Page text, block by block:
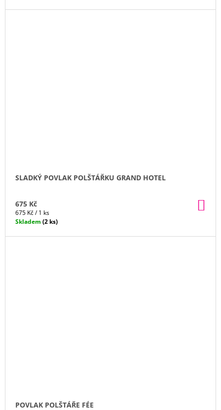
SLADKÝ POVLAK POLŠTÁŘKU GRAND HOTEL
675 Kč
Měrná
cena:
675 Kč / 1 ks
Skladem (2 ks)
POVLAK POLŠTÁŘE FÉE